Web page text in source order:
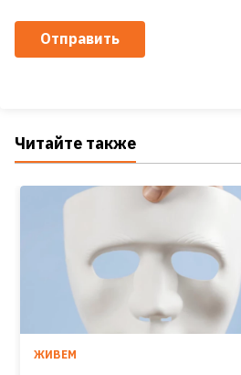
Отправить
Читайте также
ЖИВЕМ